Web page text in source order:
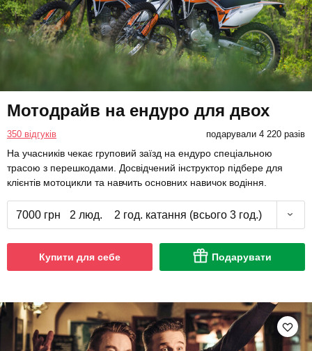
Мотодрайв на ендуро для двох
350 відгуків подарували 4 220 разів
На учасників чекає груповий заїзд на ендуро спеціальною
трасою з перешкодами. Досвідчений інструктор підбере для
клієнтів мотоцикли та навчить основних навичок водіння.
7000 грн 2 люд. 2 год. катання (всього 3 год.)
Купити для себе Подарувати